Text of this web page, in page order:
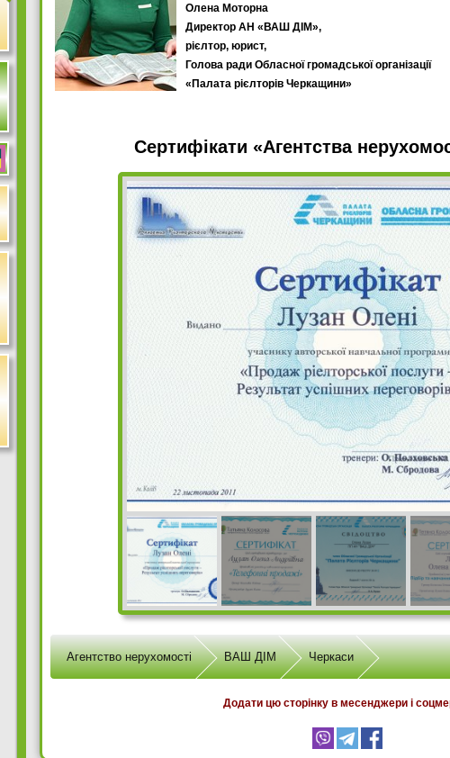
Олена Моторна
Директор АН «ВАШ ДІМ»,
рієлтор, юрист,
Голова ради Обласної громадської організації
«Палата рієлторів Черкащини»
Сертифікати «Агентства
Агентство нерухомості ВАШ ДІМ Черкаси
Додати цю сторінку в месенджери і